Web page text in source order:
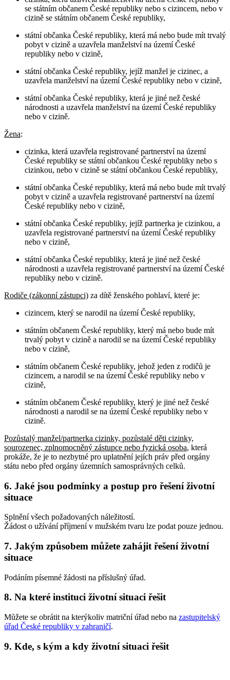
se státním občanem České republiky nebo s cizincem, nebo v
cizině se státním občanem České republiky,
státní občanka České republiky, která má nebo bude mít trvalý
pobyt v cizině a uzavřela manželství na území České
republiky nebo v cizině,
státní občanka České republiky, jejíž manžel je cizinec, a
uzavřela manželství na území České republiky nebo v cizině,
státní občanka České republiky, která je jiné než české
národnosti a uzavřela manželství na území České republiky
nebo v cizině.
Žena:
cizinka, která uzavřela registrované partnerství na území
České republiky se státní občankou České republiky nebo s
cizinkou, nebo v cizině se státní občankou České republiky,
státní občanka České republiky, která má nebo bude mít trvalý
pobyt v cizině a uzavřela registrované partnerství na území
České republiky nebo v cizině,
státní občanka České republiky, jejíž partnerka je cizinkou, a
uzavřela registrované partnerství na území České republiky
nebo v cizině,
státní občanka České republiky, která je jiné než české
národnosti a uzavřela registrované partnerství na území České
republiky nebo v cizině.
Rodiče (zákonní zástupci) za dítě ženského pohlaví, které je:
cizincem, který se narodil na území České republiky,
státním občanem České republiky, který má nebo bude mít
trvalý pobyt v cizině a narodil se na území České republiky
nebo v cizině,
státním občanem České republiky, jehož jeden z rodičů je
cizincem, a narodil se na území České republiky nebo v
cizině,
státním občanem České republiky, který je jiné než české
národnosti a narodil se na území České republiky nebo v
cizině.
Pozůstalý manžel/partnerka cizinky, pozůstalé děti cizinky,
sourozenec, zplnomocněný zástupce nebo fyzická osoba, která
prokáže, že je to nezbytné pro uplatnění jejích práv před orgány
státu nebo před orgány územních samosprávných celků.
6. Jaké jsou podmínky a postup pro řešení životní
situace
Splnění všech požadovaných náležitostí.
Žádost o užívání příjmení v mužském tvaru lze podat pouze jednou.
7. Jakým způsobem můžete zahájit řešení životní
situace
Podáním písemné žádosti na příslušný úřad.
8. Na které instituci životní situaci řešit
Můžete se obrátit na kterýkoliv matriční úřad nebo na zastupitelský
úřad České republiky v zahraničí.
9. Kde, s kým a kdy životní situaci řešit